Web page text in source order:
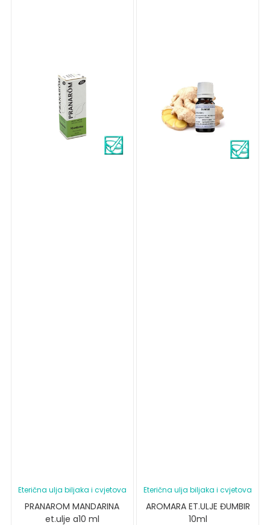
Eterična ulja biljaka i cvjetova
PRANAROM MANDARINA
et.ulje a10 ml
Eterična ulja biljaka i cvjetova
AROMARA ET.ULJE ĐUMBIR
10ml